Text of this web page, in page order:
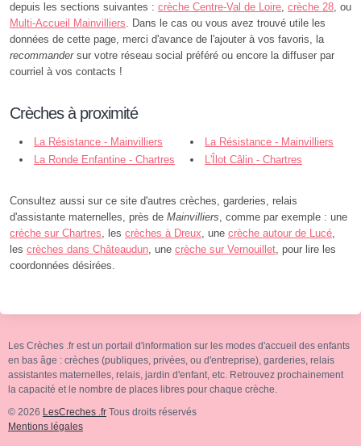
depuis les sections suivantes : crèche Centre-Val de Loire, crèche 28, ou
Multi-Accueil Mainvilliers. Dans le cas ou vous avez trouvé utile les
données de cette page, merci d'avance de l'ajouter à vos favoris, la
recommandersur votre réseau social préféré ou encore la diffuser par
courriel à vos contacts !
Crèches à proximité
La Résistance - Mainvilliers
La Résistance - Mainvilliers
La Ronde Enfantine - Chartres
L'Îlot Câlin - Chartres
Consultez aussi sur ce site d'autres crèches, garderies, relais
d'assistante maternelles, près de Mainvilliers, comme par exemple : une
crèche sur Chartres, les crèches à Dreux, une crèche autour de Lucé,
les crèches dans Châteaudun, une crèche sur Vernouillet, pour lire les
coordonnées désirées.
Les Crèches .fr est un portail d'information sur les modes d'accueil des enfants
en bas âge : crèches (publiques, privées, ou d'entreprise), garderies, relais
assistantes maternelles, relais, jardin d'enfant, etc. Retrouvez prochainement
la capacité et le nombre de places libres pour chaque crèche.
© 2026 LesCreches .fr Tous droits réservés
Mentions légales